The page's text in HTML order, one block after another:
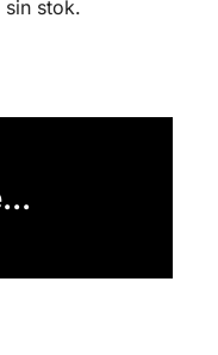
sin stok.